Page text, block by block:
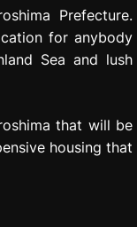
Prefecture.
for anybody
Sea and lush
that will be
housing that